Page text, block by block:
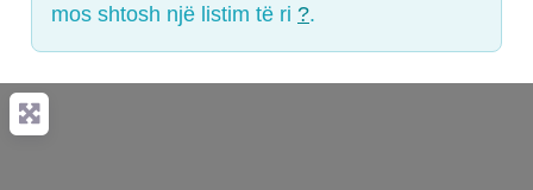
mos shtosh një listim të ri ?.